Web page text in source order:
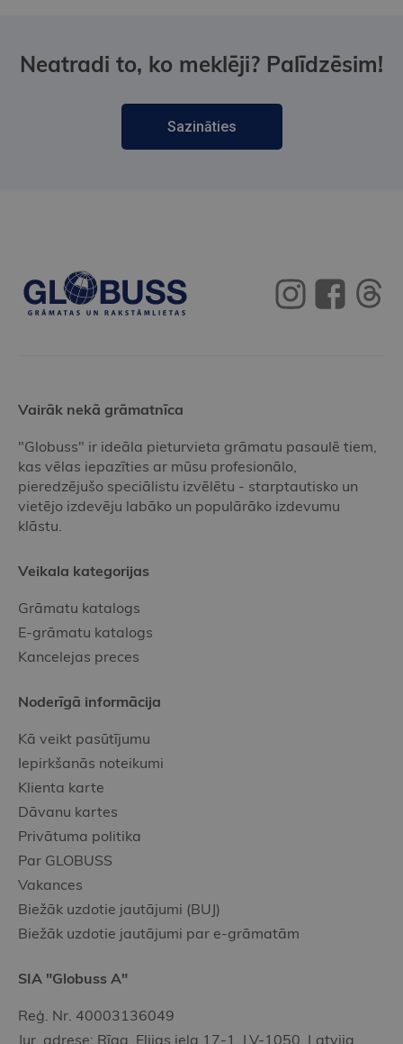
Neatradi to, ko meklēji? Palīdzēsim!
Sazināties
Vairāk nekā grāmatnīca
"Globuss" ir ideāla pieturvieta grāmatu pasaulē tiem,
kas vēlas iepazīties ar mūsu profesionālo,
pieredzējušo speciālistu izvēlētu - starptautisko un
vietējo izdevēju labāko un populārāko izdevumu
klāstu.
Veikala kategorijas
Grāmatu katalogs
E-grāmatu katalogs
Kancelejas preces
Noderīgā informācija
Kā veikt pasūtījumu
Iepirkšanās noteikumi
Klienta karte
Dāvanu kartes
Privātuma politika
Par GLOBUSS
Vakances
Biežāk uzdotie jautājumi (BUJ)
Biežāk uzdotie jautājumi par e-grāmatām
SIA "Globuss A"
Reģ. Nr. 40003136049
Jur. adrese: Rīga, Elijas iela 17-1, LV-1050, Latvija